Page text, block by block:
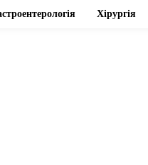
Хірургія